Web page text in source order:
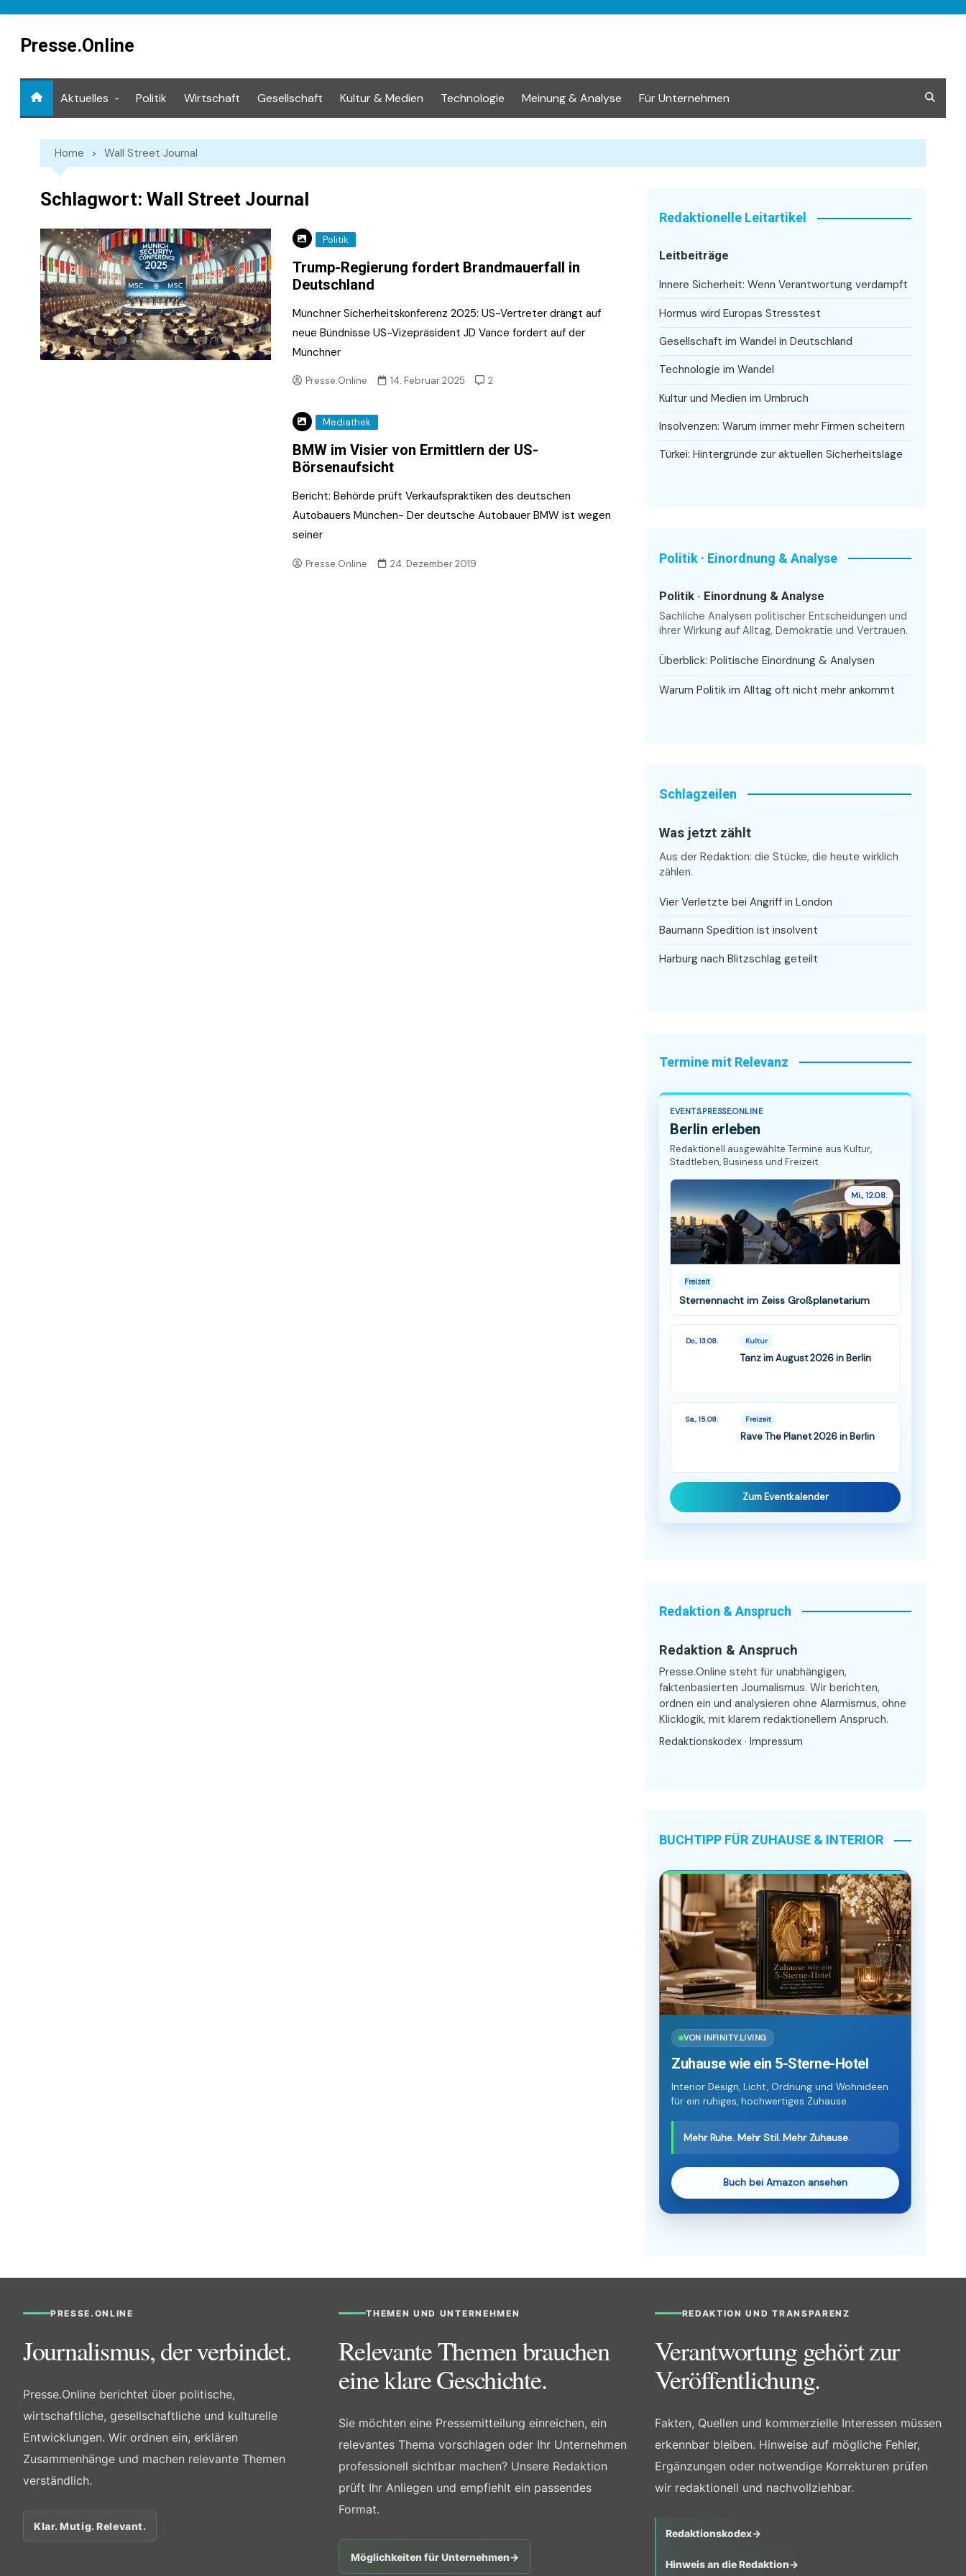
contentPresse.Online
Aktuelles Politik Wirtschaft Gesellschaft Kultur & Medien Technologie Meinung & Analyse Für Unternehmen
Home Wall Street Journal
Schlagwort: Wall Street Journal
Politik
Trump-Regierung fordert Brandmauerfall in
Deutschland
Münchner Sicherheitskonferenz 2025: US-Vertreter drängt auf
neue Bündnisse US-Vizepräsident JD Vance fordert auf der
Münchner
Presse.Online 14. Februar 2025 2
Mediathek
BMW im Visier von Ermittlern der US-
Börsenaufsicht
Bericht: Behörde prüft Verkaufspraktiken des deutschen
Autobauers München- Der deutsche Autobauer BMW ist wegen
seiner
Presse.Online 24. Dezember 2019
Redaktionelle Leitartikel
Leitbeiträge
Innere Sicherheit: Wenn Verantwortung verdampft
Hormus wird Europas Stresstest
Gesellschaft im Wandel in Deutschland
Technologie im Wandel
Kultur und Medien im Umbruch
Insolvenzen: Warum immer mehr Firmen scheitern
Türkei: Hintergründe zur aktuellen Sicherheitslage
Politik · Einordnung & Analyse
Politik · Einordnung & Analyse
Sachliche Analysen politischer Entscheidungen und
ihrer Wirkung auf Alltag, Demokratie und Vertrauen.
Überblick: Politische Einordnung & Analysen
Warum Politik im Alltag oft nicht mehr ankommt
Schlagzeilen
Was jetzt zählt
Aus der Redaktion: die Stücke, die heute wirklich
zählen.
Vier Verletzte bei Angriff in London
Baumann Spedition ist insolvent
Harburg nach Blitzschlag geteilt
Termine mit Relevanz
EVENTS.PRESSE.ONLINE
Berlin erleben
Redaktionell ausgewählte Termine aus Kultur,
Stadtleben, Business und Freizeit.
Mi., 12.08.
Freizeit
Sternennacht im Zeiss Großplanetarium
Do., 13.08. Kultur
Tanz im August 2026 in Berlin
Sa., 15.08. Freizeit
Rave The Planet 2026 in Berlin
Zum Eventkalender
Redaktion & Anspruch
Redaktion & Anspruch
Presse.Online steht für unabhängigen,
faktenbasierten Journalismus. Wir berichten,
ordnen ein und analysieren ohne Alarmismus, ohne
Klicklogik, mit klarem redaktionellem Anspruch.
Redaktionskodex · Impressum
BUCHTIPP FÜR ZUHAUSE & INTERIOR
VON INFINITY.LIVING
Zuhause wie ein 5-Sterne-Hotel
Interior Design, Licht, Ordnung und Wohnideen
für ein ruhiges, hochwertiges Zuhause.
Mehr Ruhe. Mehr Stil. Mehr Zuhause.
Buch bei Amazon ansehen
PRESSE.ONLINE
Journalismus, der verbindet.
Presse.Online berichtet über politische,
wirtschaftliche, gesellschaftliche und kulturelle
Entwicklungen. Wir ordnen ein, erklären
Zusammenhänge und machen relevante Themen
verständlich.
Klar. Mutig. Relevant.
THEMEN UND UNTERNEHMEN
Relevante Themen brauchen
eine klare Geschichte.
Sie möchten eine Pressemitteilung einreichen, ein
relevantes Thema vorschlagen oder Ihr Unternehmen
professionell sichtbar machen? Unsere Redaktion
prüft Ihr Anliegen und empfiehlt ein passendes
Format.
Möglichkeiten für Unternehmen→
REDAKTION UND TRANSPARENZ
Verantwortung gehört zur
Veröffentlichung.
Fakten, Quellen und kommerzielle Interessen müssen
erkennbar bleiben. Hinweise auf mögliche Fehler,
Ergänzungen oder notwendige Korrekturen prüfen
wir redaktionell und nachvollziehbar.
Redaktionskodex→
Hinweis an die Redaktion→